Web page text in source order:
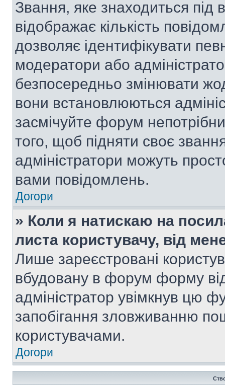
Звання, яке знаходиться
відображає кількість
дозволяє ідентифікувати
модератори або
безпосередньо змінювати
вони встановлюються
засмічуйте форум
того, щоб підняти своє
адміністратори можуть
вами повідомлень.
Догори
» Коли я натискаю на
листа користувачу, від
Лише зареєстровані
вбудовану в форум форму
адміністратор увімкнув цю
запобігання зловживанню
користувачами.
Догори